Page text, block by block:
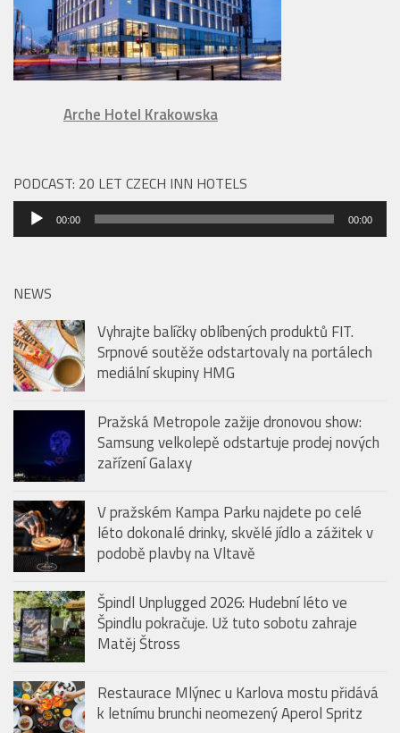
Arche Hotel Krakowska
PODCAST: 20 LET CZECH INN HOTELS
Audio
přehrávač
00:00 00:00
NEWS
Vyhrajte balíčky oblíbených produktů FIT.
Srpnové soutěže odstartovaly na portálech
mediální skupiny HMG
Pražská Metropole zažije dronovou show:
Samsung velkolepě odstartuje prodej nových
zařízení Galaxy
V pražském Kampa Parku najdete po celé
léto dokonalé drinky, skvělé jídlo a zážitek v
podobě plavby na Vltavě
Špindl Unplugged 2026: Hudební léto ve
Špindlu pokračuje. Už tuto sobotu zahraje
Matěj Štross
Restaurace Mlýnec u Karlova mostu přidává
k letnímu brunchi neomezený Aperol Spritz